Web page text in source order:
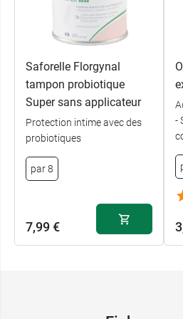
Saforelle Florgynal
tampon probiotique
Super sans applicateur
Protection intime avec des
probiotiques
par 8
7,99 €
-